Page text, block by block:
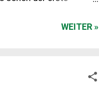
Ecke von Kantabrien...
WEITER »